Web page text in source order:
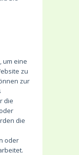
um eine
zu
zur
die
die
oder